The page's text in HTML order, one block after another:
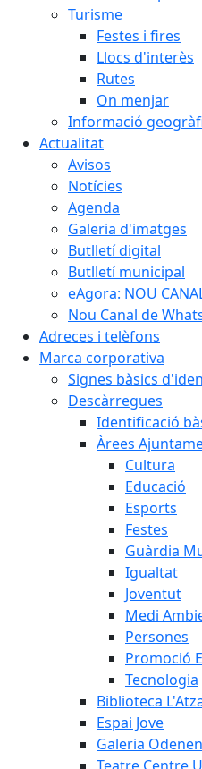
Turisme
Festes i fires
Llocs d'interès
Rutes
On menjar
Informació
Actualitat
Avisos
Notícies
Agenda
Galeria d'imatges
Butlletí digital
Butlletí municipal
eAgora: NOU
Nou Canal de
Adreces i telèfons
Marca corporativa
Signes bàsics
Descàrregues
Identificació
Àrees
Cultura
Educació
Esports
Festes
Guàrdia
Igualtat
Joventut
Medi
Persones
Promoció
Tecnologia
Biblioteca
Espai Jove
Galeria